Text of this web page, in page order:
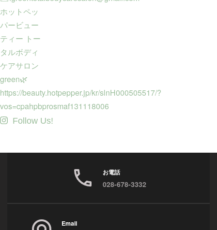
Follow Us!
お電話
028-678-3332
Email